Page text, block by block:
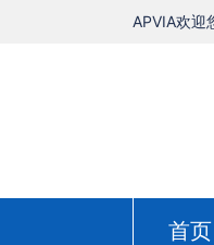
APVIA欢迎
首页